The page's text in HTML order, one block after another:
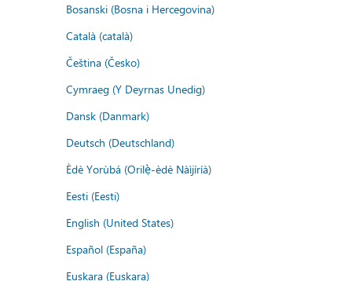
Bosanski (Bosna i Hercegovina)
Català (català)
Čeština (Česko)
Cymraeg (Y Deyrnas Unedig)
Dansk (Danmark)
Deutsch (Deutschland)
Èdè Yorùbá (Orilẹ̀-èdè Nàìjíríà)
Eesti (Eesti)
English (United States)
Español (España)
Euskara (Euskara)